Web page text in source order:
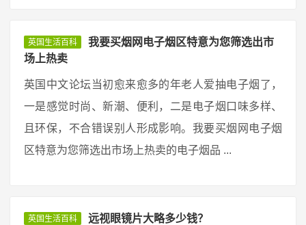
英国生活百科
我要买烟网电子烟区特意为您筛选出市
场上热卖
英国中文论坛当初愈来愈多的年老人爱抽电子烟了，
一是感觉时尚、新潮、便利，二是电子烟口味多样、
且环保，不合错误别人形成影响。我要买烟网电子烟
区特意为您筛选出市场上热卖的电子烟品 ...
英国生活百科 远视眼镜片大略多少钱？